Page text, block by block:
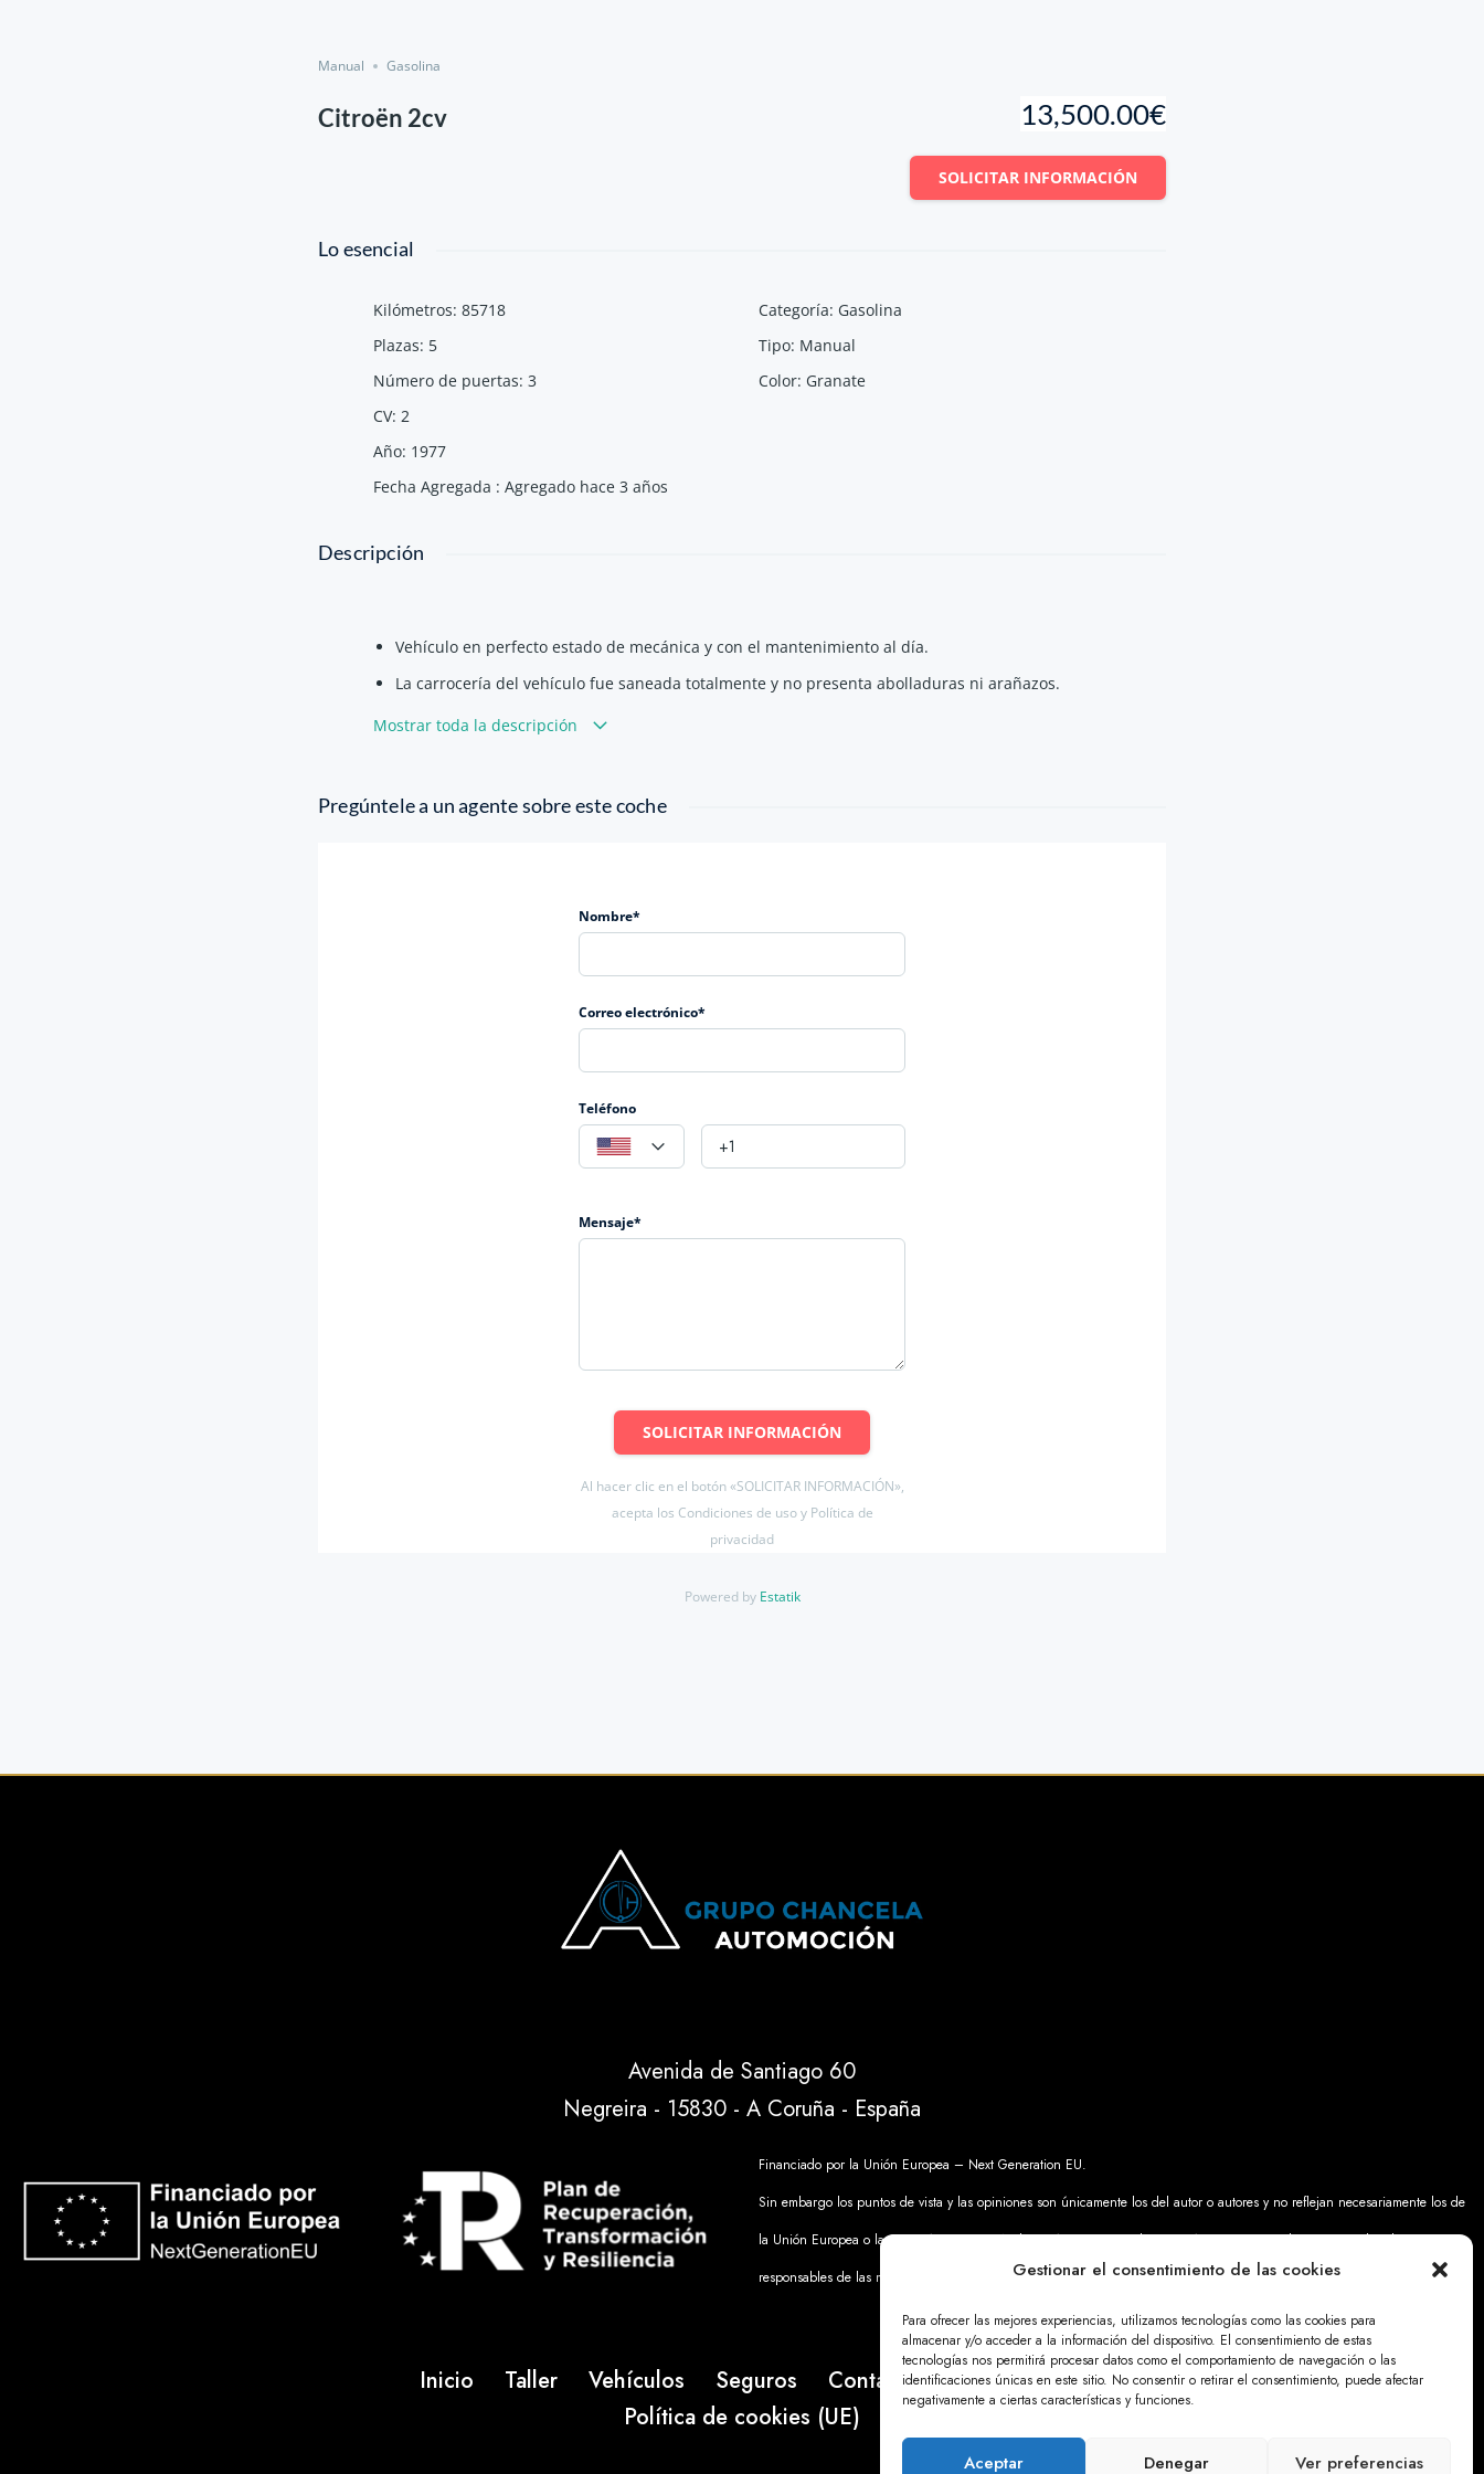
Gestionar el consentimiento de las cookies
Para ofrecer las mejores experiencias, utilizamos tecnologías como las cookies para
almacenar y/o acceder a la información del dispositivo. El consentimiento de estas
tecnologías nos permitirá procesar datos como el comportamiento de navegación o las
identificaciones únicas en este sitio. No consentir o retirar el consentimiento, puede afectar
negativamente a ciertas características y funciones.
Aceptar Denegar Ver preferencias
Manual Gasolina
Citroën 2cv 13,500.00€
SOLICITAR INFORMACIÓN
Lo esencial
Kilómetros: 85718 Categoría: Gasolina
Plazas: 5 Tipo: Manual
Número de puertas: 3 Color: Granate
CV: 2
Año: 1977
Fecha Agregada : Agregado hace 3 años
Descripción
Vehículo en perfecto estado de mecánica y con el mantenimiento al día.
La carrocería del vehículo fue saneada totalmente y no presenta abolladuras ni arañazos.
El vehículo está libre de accidentes, fue reparado totalmente de carrocería y pintura.
Mostrar toda la descripción
Pregúntele a un agente sobre este coche
Nombre*
Correo electrónico*
Teléfono
Mensaje*
SOLICITAR INFORMACIÓN
Al hacer clic en el botón «SOLICITAR INFORMACIÓN»,
acepta los Condiciones de uso y Política de
privacidad
Powered by Estatik
Avenida de Santiago 60
Negreira - 15830 - A Coruña - España
Financiado por la Unión Europea – Next Generation EU.
Sin embargo los puntos de vista y las opiniones son únicamente los del autor o autores y no reflejan necesariamente los de
la Unión Europea o la Comisión Europea. Ni la Unión Europea ni la Comisión Europea pueden ser consideradas
responsables de las mismas.
Inicio Taller Vehículos Seguros Contacto
Aviso Legal
Política de cookies (UE)